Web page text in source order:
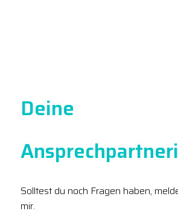
Deine
Solltest du noch Fragen haben,
mir.